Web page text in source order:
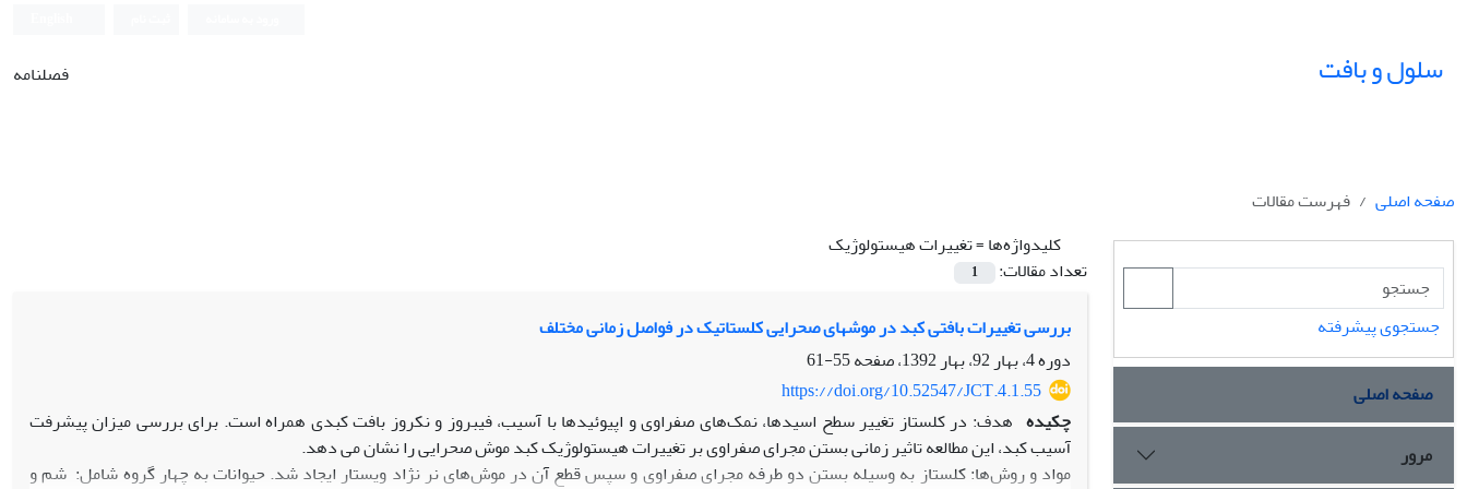
سلول و بافت فصلنامه
صفحه اصلی
فهرست مقالات
کلیدواژه‌ها =تغییرات هیستولوژیک
تعداد مقالات:
1
بررسی تغییرات بافتی کبد در موش‎های صحرایی کلستاتیک در فواصل زمانی مختلف
دوره 4، بهار 92، بهار 1392، صفحه
55-61
https://doi.org/10.52547/JCT.4.1.55
چکیده هدف: در کلستاز تغییر سطح اسیدها، نمک‌های صفراوی و اپیوئیدها با آسیب، فیبروز و نکروز بافت کبدی همراه است. برای بررسی میزان پیشرفت
آسیب کبد، این مطالعه تاثیر زمانی بستن مجرای صفراوی بر تغییرات هیستولوژیک کبد موش صحرایی را نشان می دهد.
مواد و روش‌ها: کلستاز به وسیله بستن دو طرفه مجرای صفراوی و سپس قطع آن در موش‌های نر نژاد ویستار ایجاد شد. حیوانات به چهار گروه شامل: شم و
جستجوی پیشرفته
صفحه اصلی
مرور